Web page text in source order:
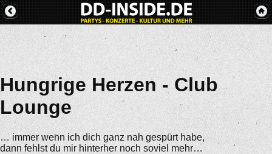
Hungrige Herzen - Club
Lounge
… immer wenn ich dich ganz nah gespürt habe,
dann fehlst du mir hinterher noch soviel mehr…